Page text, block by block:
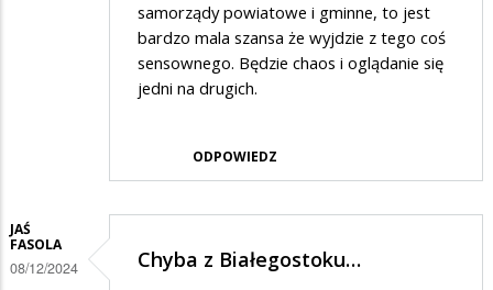
samorządy powiatowe i gminne, to jest
bardzo mala szansa że wyjdzie z tego coś
sensownego. Będzie chaos i oglądanie się
jedni na drugich.
ODPOWIEDZ
JAŚ
FASOLA
08/12/2024 Chyba z Białegostoku…